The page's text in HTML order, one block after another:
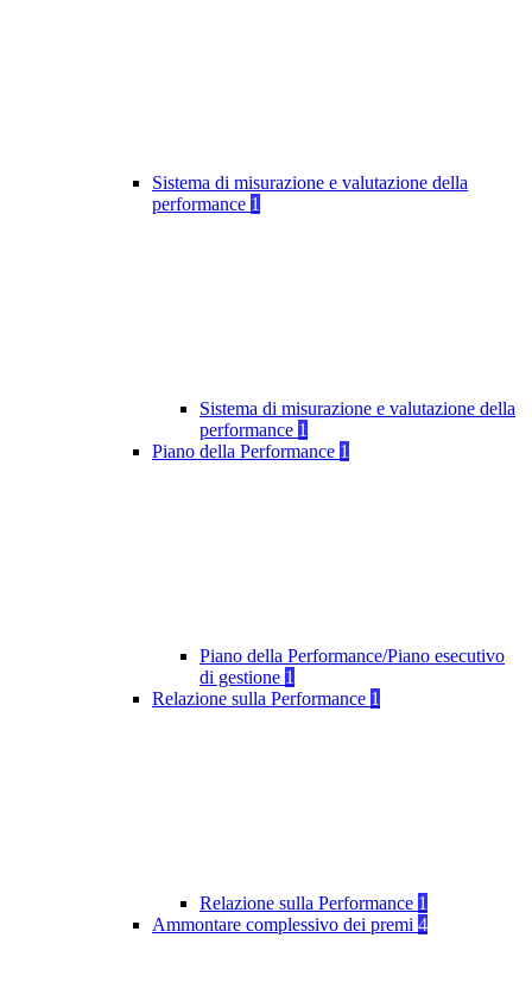
Sistema di misurazione e valutazione della
performance 1
Sistema di misurazione e valutazione della
performance 1
Piano della Performance 1
Piano della Performance/Piano esecutivo
di gestione 1
Relazione sulla Performance 1
Relazione sulla Performance 1
Ammontare complessivo dei premi 4